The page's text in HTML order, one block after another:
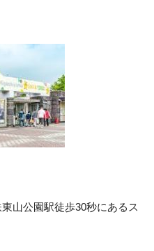
山公園駅徒歩30秒にあるス